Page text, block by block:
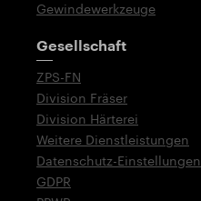
Gewindewerkzeuge
Gesellschaft
ZPS-FN
Division Fräser
Division Härterei
Weitere Dienstleistungen
Datenschutz-Einstellungen
GDPR